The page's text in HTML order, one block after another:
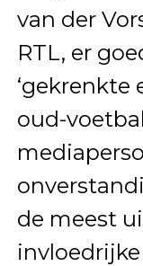
van der
RTL, er
‘gekrenkte
oud-
de meest